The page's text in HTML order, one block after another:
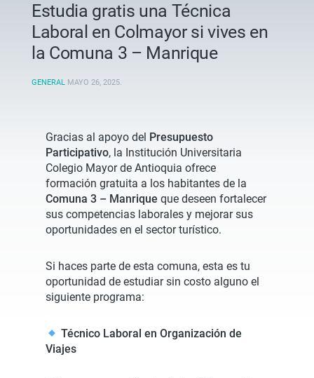
Estudia gratis una Técnica
Laboral en Colmayor si vives en
la Comuna 3 – Manrique
GENERAL MAYO 26, 2025.
Gracias al apoyo del Presupuesto
Participativo, la Institución Universitaria
Colegio Mayor de Antioquia ofrece
formación gratuita a los habitantes de la
Comuna 3 – Manrique que deseen fortalecer
sus competencias laborales y mejorar sus
oportunidades en el sector turístico.
Si haces parte de esta comuna, esta es tu
oportunidad de estudiar sin costo alguno el
siguiente programa:
Técnico Laboral en Organización de
Viajes